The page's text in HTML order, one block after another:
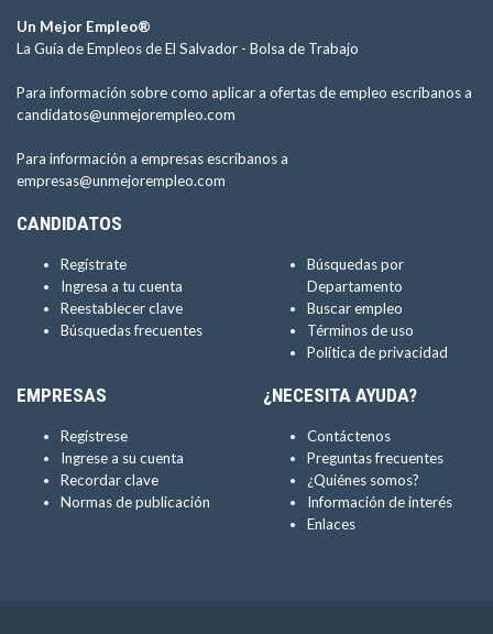
Un Mejor Empleo®
La Guía de Empleos de El Salvador - Bolsa de Trabajo
Para información sobre como aplicar a ofertas de empleo escríbanos a
candidatos@unmejorempleo.com
Para información a empresas escríbanos a
empresas@unmejorempleo.com
CANDIDATOS
Regístrate
Ingresa a tu cuenta
Reestablecer clave
Búsquedas frecuentes
Búsquedas por
Departamento
Buscar empleo
Términos de uso
Política de privacidad
EMPRESAS
Regístrese
Ingrese a su cuenta
Recordar clave
Normas de publicación
¿NECESITA AYUDA?
Contáctenos
Preguntas frecuentes
¿Quiénes somos?
Información de interés
Enlaces